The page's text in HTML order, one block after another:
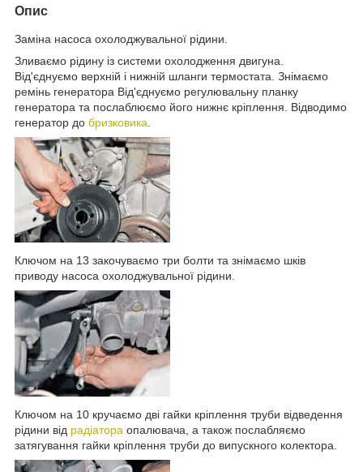
Опис
Заміна насоса охолоджувальної рідини.
Зливаємо рідину із системи охолодження двигуна.
Від'єднуємо верхній і нижній шланги термостата. Знімаємо
ремінь генератора Від'єднуємо регулювальну планку
генератора та послаблюємо його нижнє кріплення. Відводимо
генератор до бризковика
Ключом на 13 закочуваємо три болти та знімаємо шків
приводу насоса охолоджувальної рідини.
Ключом на 10 кручаємо дві гайки кріплення труби відведення
рідини від радіатора опалювача, а також послабляємо
затягування гайки кріплення труби до випускного колектора.